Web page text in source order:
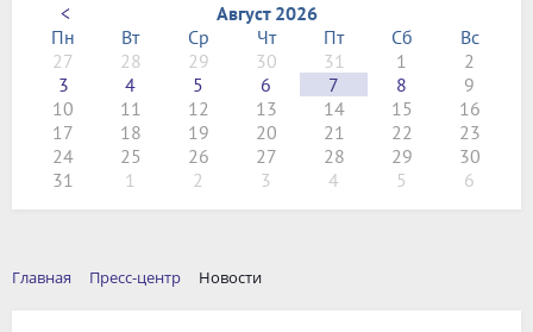
<
Август 2026
Пн
Вт Ср Чт Пт Сб
Вс
27
28 29 30 31 1
2
3
4 5 6 7 8
9
10
11 12 13 14 15
16
17
18 19 20 21 22
23
24
25 26 27 28 29
30
31
1 2 3 4 5 6
Главная Пресс-центр Новости